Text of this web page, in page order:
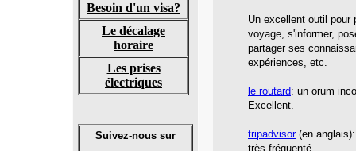
Besoin d'un visa?
Le décalage
horaire
Les prises
électriques
Suivez-nous sur
Un excellent outil pour
voyage, s'informer,
partager ses
expériences, etc.
le routard: un orum
Excellent.
tripadvisor(en
très fréquenté.